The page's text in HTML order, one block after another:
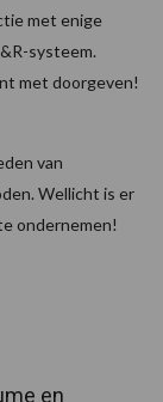
met enige
systeem.
met doorgeven!
van
Wellicht is er
ondernemen!
en